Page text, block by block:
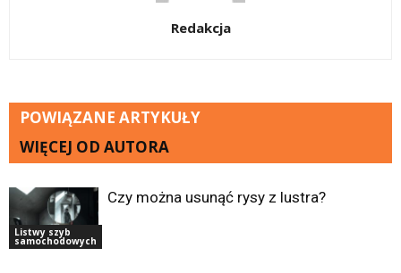
Redakcja
POWIĄZANE ARTYKUŁY
WIĘCEJ OD AUTORA
Listwy szyb
samochodowych
Czy można usunąć rysy z lustra?